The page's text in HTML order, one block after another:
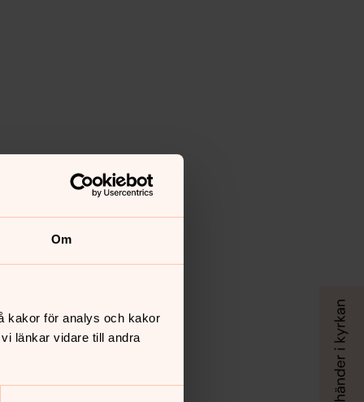
Om
kakor för analys och kakor
länkar vidare till andra